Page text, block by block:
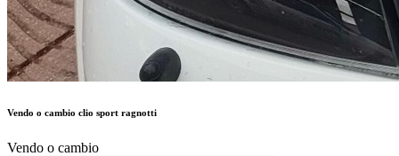
Vendo o cambio clio sport ragnotti
Vendo o cambio